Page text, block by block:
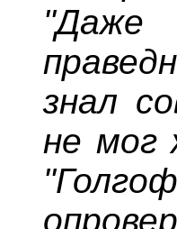
"Даже
знал
не мог